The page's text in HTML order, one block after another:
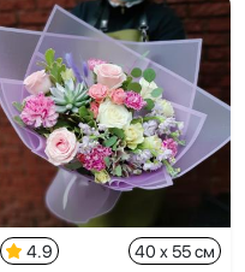
4.9 40 x 55 см